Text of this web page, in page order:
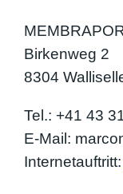
Birkenweg 2
8304
Tel.: +41 43
E-Mail: